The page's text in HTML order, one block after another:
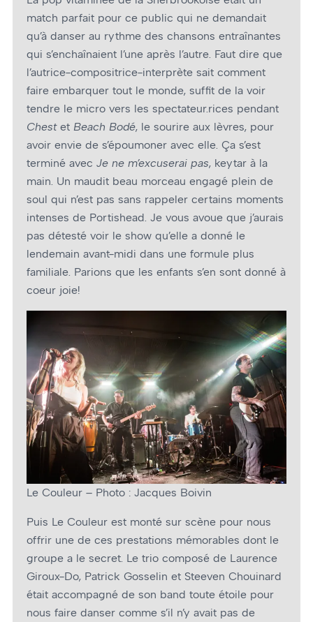
match parfait pour ce public qui ne demandait
qu’à danser au rythme des chansons entraînantes
qui s’enchaînaient l’une après l’autre. Faut dire que
l’autrice-compositrice-interprète sait comment
faire embarquer tout le monde, suffit de la voir
tendre le micro vers les spectateur.rices pendant
Chestet Beach Bodé, le sourire aux lèvres, pour
avoir envie de s’époumoner avec elle. Ça s’est
terminé avec Je ne m’excuserai pas, keytar à la
main. Un maudit beau morceau engagé plein de
soul qui n’est pas sans rappeler certains moments
intenses de Portishead. Je vous avoue que j’aurais
pas détesté voir le show qu’elle a donné le
lendemain avant-midi dans une formule plus
familiale. Parions que les enfants s’en sont donné à
coeur joie!
Le Couleur – Photo : Jacques Boivin
Puis Le Couleur est monté sur scène pour nous
offrir une de ces prestations mémorables dont le
groupe a le secret. Le trio composé de Laurence
Giroux-Do, Patrick Gosselin et Steeven Chouinard
était accompagné de son band toute étoile pour
nous faire danser comme s’il n’y avait pas de